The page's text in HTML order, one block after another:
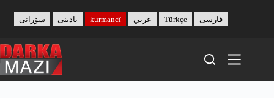
content
بادینی سۆرانی kurmancî عربي Türkçe فارسی